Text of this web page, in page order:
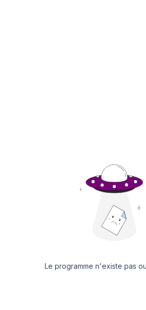
Le programme n'existe pas